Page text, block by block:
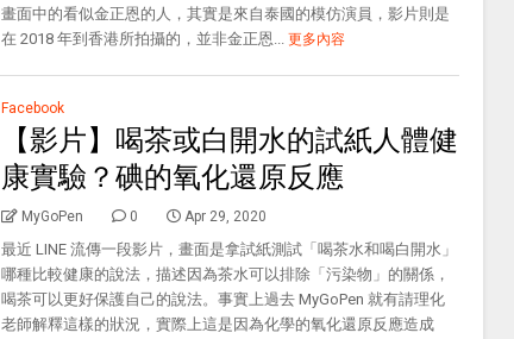
畫面中的看似金正恩的人，其實是來自泰國的模仿演員，影片則是
在 2018 年到香港所拍攝的，並非金正恩... 更多內容
Facebook
【影片】喝茶或白開水的試紙人體健
康實驗？碘的氧化還原反應
MyGoPen 0 Apr 29, 2020
最近 LINE 流傳一段影片，畫面是拿試紙測試「喝茶水和喝白開水」
哪種比較健康的說法，描述因為茶水可以排除「污染物」的關係，
喝茶可以更好保護自己的說法。事實上過去 MyGoPen 就有請理化
老師解釋這樣的狀況，實際上這是因為化學的氧化還原反應造成